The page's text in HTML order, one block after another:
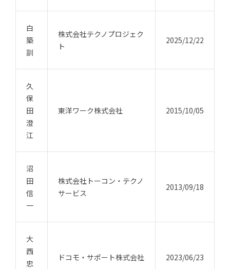
白
築
訓
株式会社テクノプロジェク
ト
2025/12/22
久
保
田
澄
江
東洋ワーク株式会社 2015/10/05
沼
田
信
一
株式会社トーコン・テクノ
サービス
2013/09/18
大
西
忠
ドコモ・サポート株式会社 2023/06/23